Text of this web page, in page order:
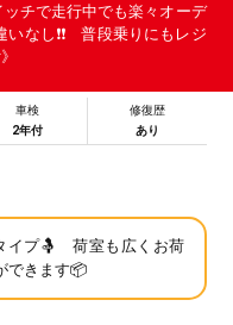
チで走行中でも楽々オーデ
なし❗❗ 普段乗りにもレジ
車検
2年付
修復歴
あり
イプ🤱 荷室も広くお荷
できます📦